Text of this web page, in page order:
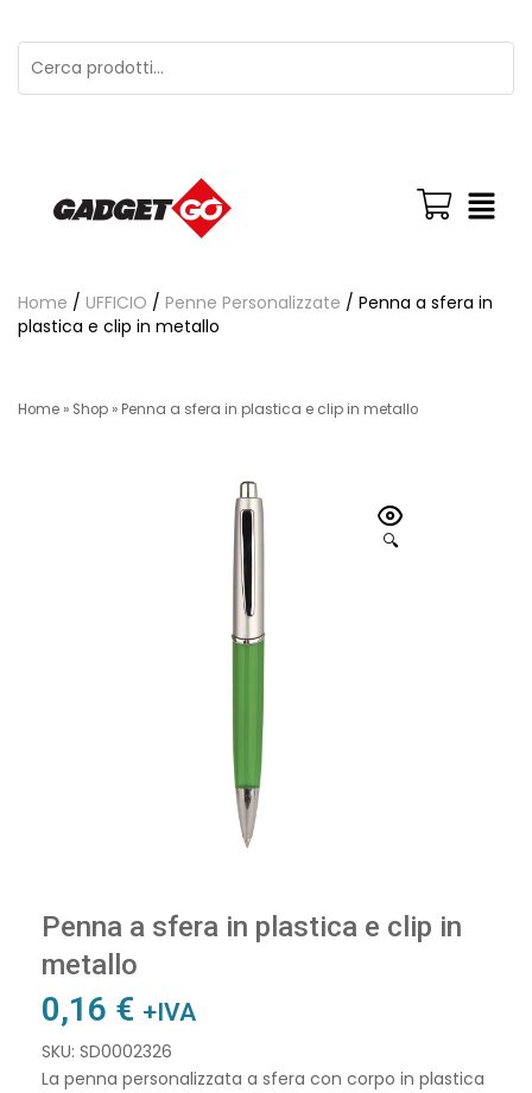
Home / UFFICIO / Penne Personalizzate / Penna a sfera in
plastica e clip in metallo
Home » Shop » Penna a sfera in plastica e clip in metallo
🔍
Penna a sfera in plastica e clip in
metallo
0,16 € +IVA
SKU: SD0002326
La penna personalizzata a sfera con corpo in plastica